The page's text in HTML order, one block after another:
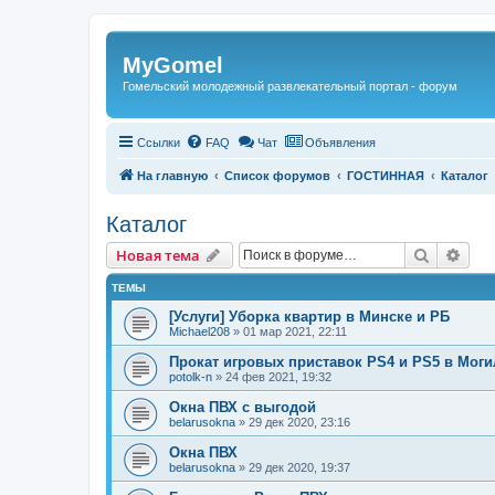
Регистрация
MyGomel
Гомельский молодежный развлекательный портал - форум
Ссылки FAQ Чат Объявления
На главную Список форумов ГОСТИННАЯ Каталог
Каталог
Новая тема
Новаятема Поиск
ТЕМЫ
[Услуги] Уборка квартир в Минске и РБ
Michael208 » 01 мар 2021, 22:11
Прокат игровых приставок PS4 и PS5 в
potolk-n » 24 фев 2021, 19:32
Окна ПВХ с выгодой
belarusokna » 29 дек 2020, 23:16
Окна ПВХ
belarusokna » 29 дек 2020, 19:37